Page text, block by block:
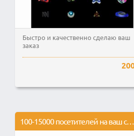
Быстро и качественно сделаю ваш
заказ
100-15000 посетителей на ваш сайт